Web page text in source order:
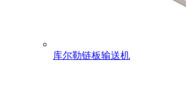
库尔勒链板输送机